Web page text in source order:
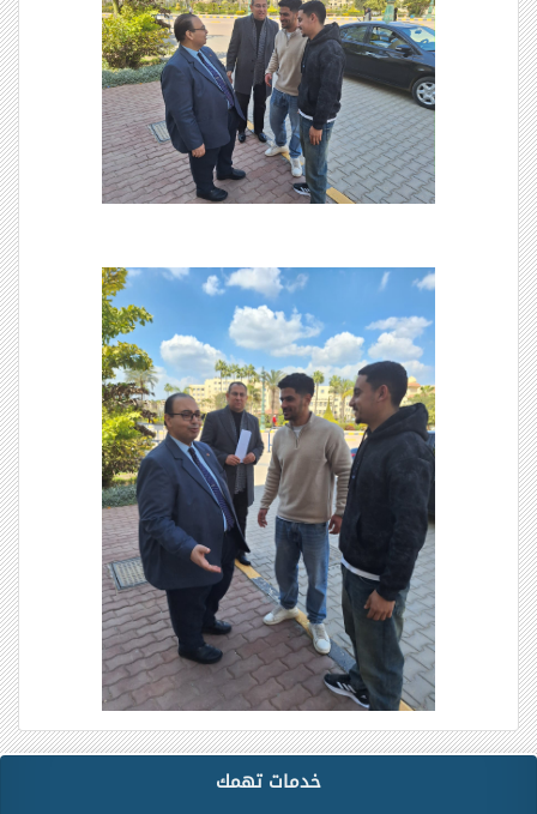
خدمات تهمك